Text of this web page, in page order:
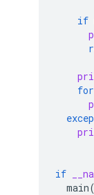
if
for
if
main